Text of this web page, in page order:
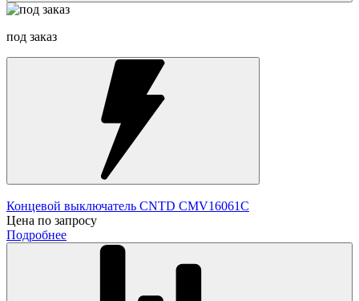
под заказ
Концевой выключатель CNTD CMV16061C
Цена по запросу
Подробнее